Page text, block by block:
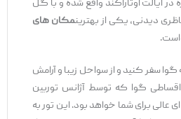
ایالت اوتاراکند واقع شده و با گل
دیدنی، یکی از بهترینمکان ‌های
سفر کنید و از سواحل زیبا و آرامش
گوا که توسط آژانس توربین
عالی برای شما خواهد بود. این تور به